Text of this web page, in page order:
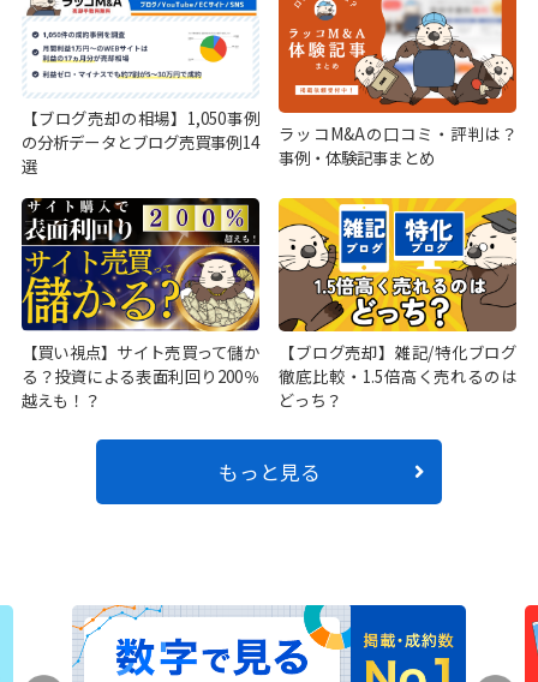
【ブログ売却の相場】1,050事例
の分析データとブログ売買事例14
選
ラッコM&Aの口コミ・評判は？
事例・体験記事まとめ
【買い視点】サイト売買って儲か
る？投資による表面利回り200％
越えも！？
【ブログ売却】雑記/特化ブログ
徹底比較・1.5倍高く売れるのは
どっち？
もっと見る